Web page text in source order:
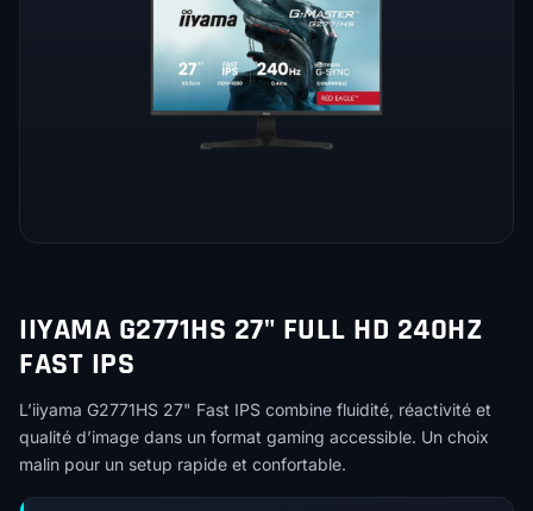
IIYAMA G2771HS 27" FULL HD 240HZ
FAST IPS
L’iiyama G2771HS 27" Fast IPS combine fluidité, réactivité et
qualité d’image dans un format gaming accessible. Un choix
malin pour un setup rapide et confortable.